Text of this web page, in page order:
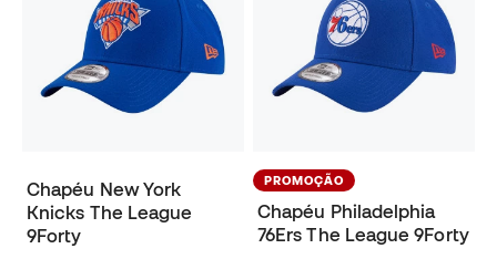
Chapéu New York
Knicks The League
9Forty
PROMOÇÃO
Chapéu Philadelphia
76Ers The League 9Forty